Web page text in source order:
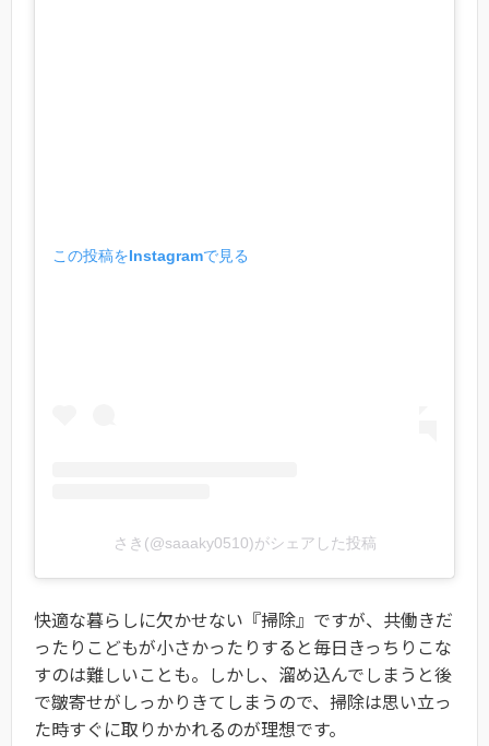
この投稿をInstagramで見る
さき(@saaaky0510)がシェアした投稿
快適な暮らしに欠かせない『掃除』ですが、共働きだ
ったりこどもが小さかったりすると毎日きっちりこな
すのは難しいことも。しかし、溜め込んでしまうと後
で皺寄せがしっかりきてしまうので、掃除は思い立っ
た時すぐに取りかかれるのが理想です。